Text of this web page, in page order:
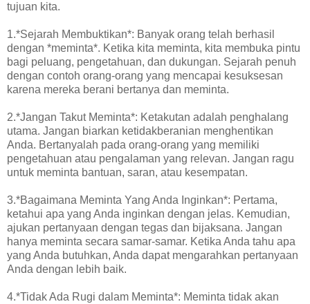
tujuan kita.
1.*Sejarah Membuktikan*: Banyak orang telah berhasil
dengan *meminta*. Ketika kita meminta, kita membuka pintu
bagi peluang, pengetahuan, dan dukungan. Sejarah penuh
dengan contoh orang-orang yang mencapai kesuksesan
karena mereka berani bertanya dan meminta.
2.*Jangan Takut Meminta*: Ketakutan adalah penghalang
utama. Jangan biarkan ketidakberanian menghentikan
Anda. Bertanyalah pada orang-orang yang memiliki
pengetahuan atau pengalaman yang relevan. Jangan ragu
untuk meminta bantuan, saran, atau kesempatan.
3.*Bagaimana Meminta Yang Anda Inginkan*: Pertama,
ketahui apa yang Anda inginkan dengan jelas. Kemudian,
ajukan pertanyaan dengan tegas dan bijaksana. Jangan
hanya meminta secara samar-samar. Ketika Anda tahu apa
yang Anda butuhkan, Anda dapat mengarahkan pertanyaan
Anda dengan lebih baik.
4.*Tidak Ada Rugi dalam Meminta*: Meminta tidak akan